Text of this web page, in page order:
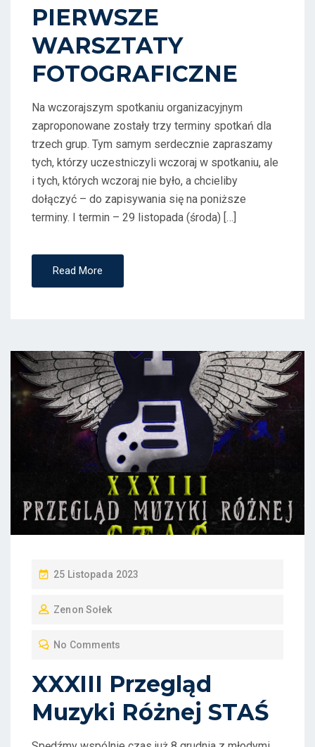
O
N
PIERWSZE
WARSZTATY
FOTOGRAFICZNE
Na wczorajszym spotkaniu organizacyjnym
zaproponowane zostały trzy terminy spotkań dla
trzech grup. Tym samym serdecznie zapraszamy
tych, którzy uczestniczyli wczoraj w spotkaniu, ale
i tych, których wczoraj nie było, a chcieliby
dołączyć – do zapisywania się na poniższe
terminy. I termin – 29 listopada (środa) […]
Read More
P
S
O
25 Listopada 2023
Zenon Sołek
No Comments
XXXIII Przegląd
Muzyki Różnej STAŚ